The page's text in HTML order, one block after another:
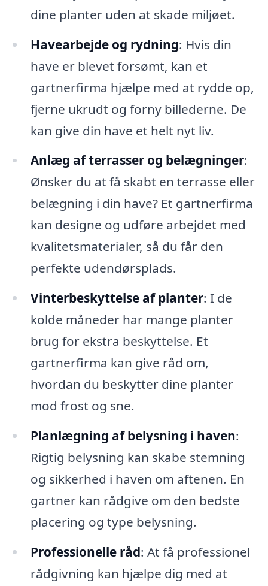
dine planter uden at skade miljøet.
Havearbejde og rydning: Hvis din
have er blevet forsømt, kan et
gartnerfirma hjælpe med at rydde op,
fjerne ukrudt og forny billederne. De
kan give din have et helt nyt liv.
Anlæg af terrasser og belægninger:
Ønsker du at få skabt en terrasse eller
belægning i din have? Et gartnerfirma
kan designe og udføre arbejdet med
kvalitetsmaterialer, så du får den
perfekte udendørsplads.
Vinterbeskyttelse af planter: I de
kolde måneder har mange planter
brug for ekstra beskyttelse. Et
gartnerfirma kan give råd om,
hvordan du beskytter dine planter
mod frost og sne.
Planlægning af belysning i haven:
Rigtig belysning kan skabe stemning
og sikkerhed i haven om aftenen. En
gartner kan rådgive om den bedste
placering og type belysning.
Professionelle råd: At få professionel
rådgivning kan hjælpe dig med at